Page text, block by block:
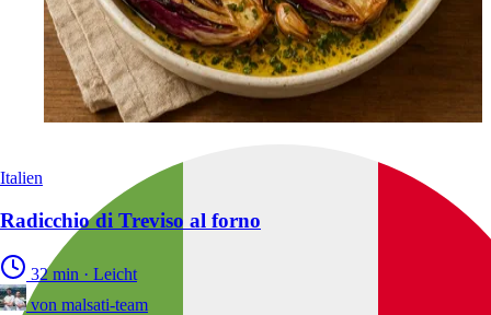
Italien
Radicchio di Treviso al forno
32 min · Leicht
von malsati-team